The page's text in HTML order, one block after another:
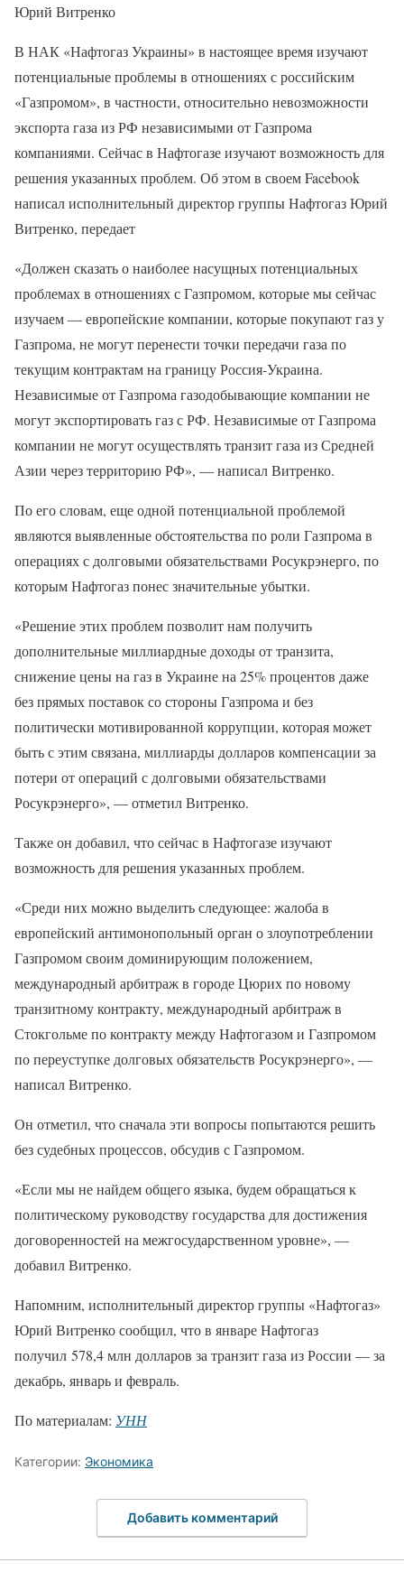
Юрий Витренко
В НАК «Нафтогаз Украины» в настоящее время изучают
потенциальные проблемы в отношениях с российским
«Газпромом», в частности, относительно невозможности
экспорта газа из РФ независимыми от Газпрома
компаниями. Сейчас в Нафтогазе изучают возможность для
решения указанных проблем. Об этом в своем Facebook
написал исполнительный директор группы Нафтогаз Юрий
Витренко, передает
«Должен сказать о наиболее насущных потенциальных
проблемах в отношениях с Газпромом, которые мы сейчас
изучаем — европейские компании, которые покупают газ у
Газпрома, не могут перенести точки передачи газа по
текущим контрактам на границу Россия-Украина.
Независимые от Газпрома газодобывающие компании не
могут экспортировать газ с РФ. Независимые от Газпрома
компании не могут осуществлять транзит газа из Средней
Азии через территорию РФ», — написал Витренко.
По его словам, еще одной потенциальной проблемой
являются выявленные обстоятельства по роли Газпрома в
операциях с долговыми обязательствами Росукрэнерго, по
которым Нафтогаз понес значительные убытки.
«Решение этих проблем позволит нам получить
дополнительные миллиардные доходы от транзита,
снижение цены на газ в Украине на 25% процентов даже
без прямых поставок со стороны Газпрома и без
политически мотивированной коррупции, которая может
быть с этим связана, миллиарды долларов компенсации за
потери от операций с долговыми обязательствами
Росукрэнерго», — отметил Витренко.
Также он добавил, что сейчас в Нафтогазе изучают
возможность для решения указанных проблем.
«Среди них можно выделить следующее: жалоба в
европейский антимонопольный орган о злоупотреблении
Газпромом своим доминирующим положением,
международный арбитраж в городе Цюрих по новому
транзитному контракту, международный арбитраж в
Стокгольме по контракту между Нафтогазом и Газпромом
по переуступке долговых обязательств Росукрэнерго», —
написал Витренко.
Он отметил, что сначала эти вопросы попытаются решить
без судебных процессов, обсудив с Газпромом.
«Если мы не найдем общего языка, будем обращаться к
политическому руководству государства для достижения
договоренностей на межгосударственном уровне», —
добавил Витренко.
Напомним, исполнительный директор группы «Нафтогаз»
Юрий Витренко сообщил, что в январе Нафтогаз
получил 578,4 млн долларов за транзит газа из России — за
декабрь, январь и февраль.
По материалам: УНН
Категории: Экономика
Добавить комментарий